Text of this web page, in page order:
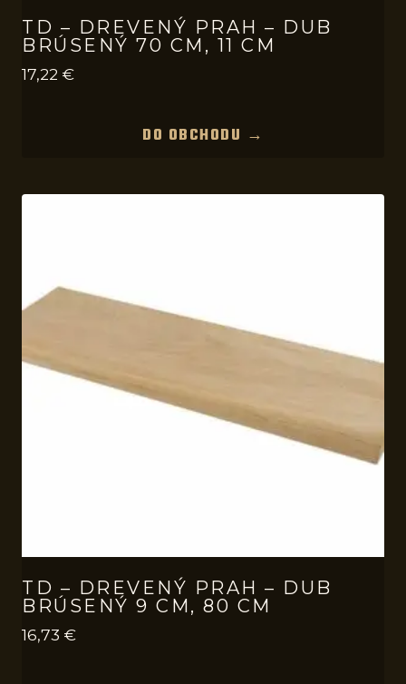
TD – DREVENÝ PRAH – DUB
BRÚSENÝ 70 CM, 11 CM
17,22 €
DO OBCHODU →
TD – DREVENÝ PRAH – DUB
BRÚSENÝ 9 CM, 80 CM
16,73 €